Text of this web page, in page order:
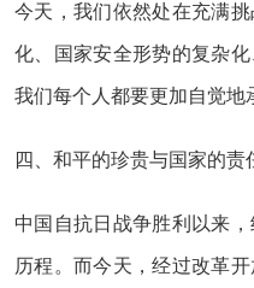
今天，我们依然处在充满
化、国家安全形势的复杂
我们每个人都要更加自觉地
四、和平的珍贵与国家的责
中国自抗日战争胜利以来
历程。而今天，经过改革